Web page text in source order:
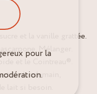
et la vanille grattée.
Mélanger.
et le Cointreau®.
Le lendemain,
lait si besoin.
pour la